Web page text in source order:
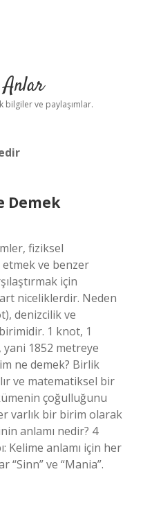
bilgiler ve paylaşımlar.
Demek
fiziksel
ve benzer
için
niceliklerdir. Neden
denizcilik ve
1 knot, 1
1852 metreye
ne demek? Birlik
ve matematiksel bir
çoğulluğunu
varlık bir birim olarak
anlamı nedir? 4
Kelime anlamı için her
“Sinn” ve “Mania”.